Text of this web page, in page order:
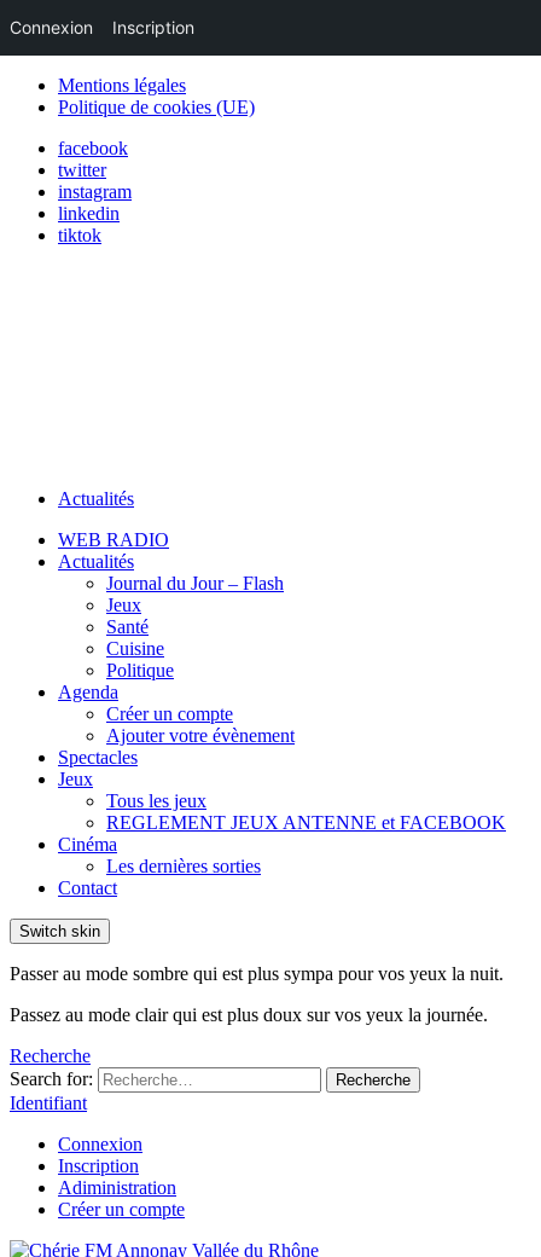
Mentions légales
Politique de cookies (UE)
facebook
twitter
instagram
linkedin
tiktok
Actualités
WEB RADIO
Actualités
Journal du Jour – Flash
Jeux
Santé
Cuisine
Politique
Agenda
Créer un compte
Ajouter votre évènement
Spectacles
Jeux
Tous les jeux
REGLEMENT JEUX ANTENNE et FACEBOOK
Cinéma
Les dernières sorties
Contact
Switch skin
Passer au mode sombre qui est plus sympa pour vos yeux la nuit.
Passez au mode clair qui est plus doux sur vos yeux la journée.
Recherche
Search for:
Recherche
Identifiant
Connexion
Inscription
Adiministration
Créer un compte
Connexion Inscription